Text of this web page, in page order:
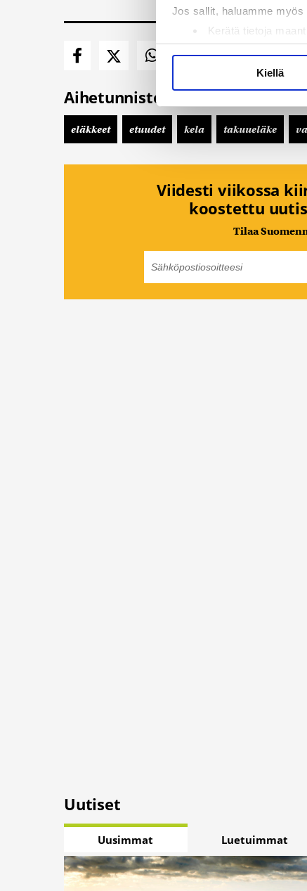
Jos sallit, haluamme myös
Kerätä tietoja
Tunnistaa laitteesi
Lue lisää siitä, miten
Käytämme evästeitä
ja kävijämäärämme
olet antanut heille tai joita
Kiellä
Aihetunnisteet
eläkkeet etuudet kela takuueläke
Viidesti viikossa
koostettu
Tilaa
Uutiset
Uusimmat Luetuimmat